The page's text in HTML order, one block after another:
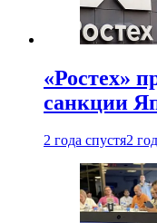
«Ростех»
санкции
2 года спустя2